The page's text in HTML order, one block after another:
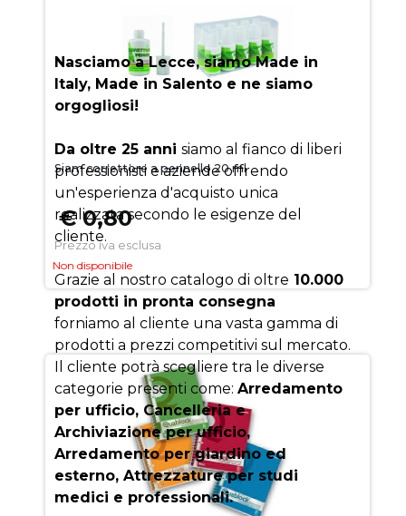
Siam correttore a pennello 20 ml
€ 0,80
Prezzo iva esclusa
Non disponibile
SUCCESSO
Nasciamo a Lecce, siamo Made in
Italy, Made in Salento e ne siamo
orgogliosi!
Da oltre 25 anni siamo al fianco di liberi
professionisti e aziende offrendo
un'esperienza d'acquisto unica
realizzata secondo le esigenze del
cliente.
Grazie al nostro catalogo di oltre 10.000
prodotti in pronta consegna
forniamo al cliente una vasta gamma di
prodotti a prezzi competitivi sul mercato.
Il cliente potrà scegliere tra le diverse
categorie presenti come: Arredamento
per ufficio, Cancelleria e
Archiviazione per ufficio,
Arredamento per giardino ed
esterno, Attrezzature per studi
medici e professionali.